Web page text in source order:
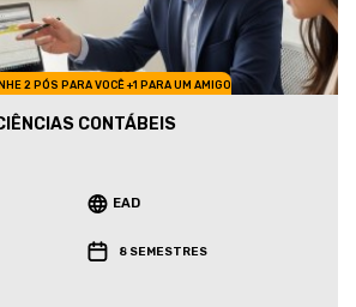
2 PÓS PARA VOCÊ +1 PARA UM AMIGO
CONTÁBEIS
EAD
8 SEMESTRES